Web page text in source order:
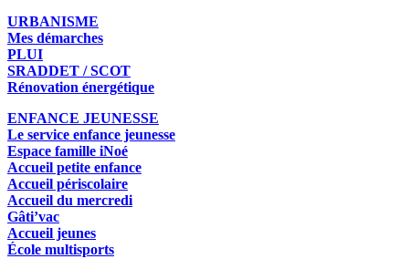
URBANISME
Mes démarches
PLUI
SRADDET / SCOT
Rénovation énergétique
ENFANCE JEUNESSE
Le service enfance jeunesse
Espace famille iNoé
Accueil petite enfance
Accueil périscolaire
Accueil du mercredi
Gâti’vac
Accueil jeunes
École multisports